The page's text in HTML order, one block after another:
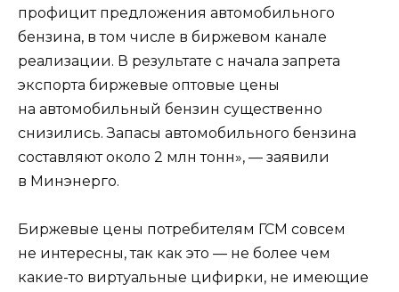
профицит предложения автомобильного
бензина, в том числе в биржевом канале
реализации. В результате с начала запрета
экспорта биржевые оптовые цены
на автомобильный бензин существенно
снизились. Запасы автомобильного бензина
составляют около 2 млн тонн», — заявили
в Минэнерго.
Биржевые цены потребителям ГСМ совсем
не интересны, так как это — не более чем
какие-то виртуальные цифирки, не имеющие